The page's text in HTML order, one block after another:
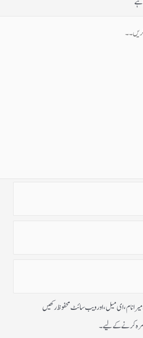
نام، ای میل، اور ویب سائٹ محفوظ رکھیں
کرنے کےلیے۔